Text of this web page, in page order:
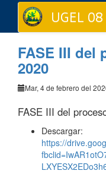
UGEL
FASE III del
2020
Mar, 4 de febrero del
FASE III del
Descargar:
https://